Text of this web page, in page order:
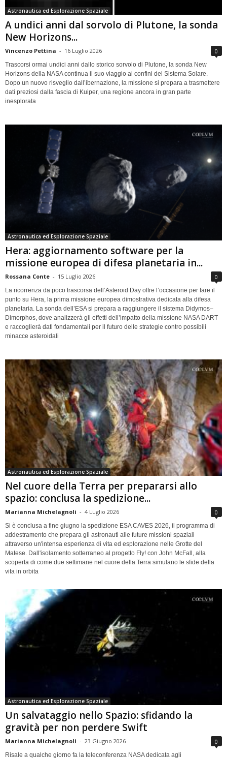
Astronautica ed Esplorazione Spaziale
A undici anni dal sorvolo di Plutone, la sonda
New Horizons...
Vincenzo Pettina - 16 Luglio 2026 0
Trascorsi ormai undici anni dallo storico sorvolo di Plutone, la sonda New
Horizons della NASA continua il suo viaggio ai confini del Sistema Solare.
Dopo un nuovo risveglio dall’ibernazione, la missione si prepara a trasmettere
dati preziosi dalla fascia di Kuiper, una regione ancora in gran parte
inesplorata
Astronautica ed Esplorazione Spaziale
Hera: aggiornamento software per la
missione europea di difesa planetaria in...
Rossana Conte - 15 Luglio 2026 0
La ricorrenza da poco trascorsa dell’Asteroid Day offre l’occasione per fare il
punto su Hera, la prima missione europea dimostrativa dedicata alla difesa
planetaria. La sonda dell’ESA si prepara a raggiungere il sistema Didymos–
Dimorphos, dove analizzerà gli effetti dell’impatto della missione NASA DART
e raccoglierà dati fondamentali per il futuro delle strategie contro possibili
minacce asteroidali
Astronautica ed Esplorazione Spaziale
Nel cuore della Terra per prepararsi allo
spazio: conclusa la spedizione...
Marianna Michelagnoli - 4 Luglio 2026 0
Si è conclusa a fine giugno la spedizione ESA CAVES 2026, il programma di
addestramento che prepara gli astronauti alle future missioni spaziali
attraverso un'intensa esperienza di vita ed esplorazione nelle Grotte del
Matese. Dall'isolamento sotterraneo al progetto Fly! con John McFall, alla
scoperta di come due settimane nel cuore della Terra simulano le sfide della
vita in orbita
Astronautica ed Esplorazione Spaziale
Un salvataggio nello Spazio: sfidando la
gravità per non perdere Swift
Marianna Michelagnoli - 23 Giugno 2026 0
Risale a qualche giorno fa la teleconferenza NASA dedicata agli